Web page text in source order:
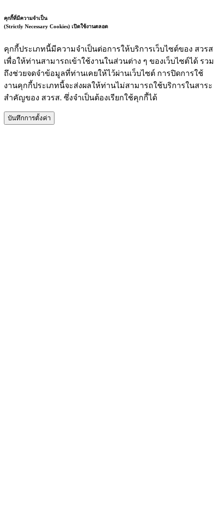
คุกกี้ที่มีความจำเป็น
(Strictly Necessary Cookies) เปิดใช้งานตลอด
คุกกี้ประเภทนี้มีความจำเป็นต่อการให้บริการเว็บไซต์ของ สวรส
เพื่อให้ท่านสามารถเข้าใช้งานในส่วนต่าง ๆ ของเว็บไซต์ได้ รวม
ถึงช่วยจดจำข้อมูลที่ท่านเคยให้ไว้ผ่านเว็บไซต์ การปิดการใช้
งานคุกกี้ประเภทนี้จะส่งผลให้ท่านไม่สามารถใช้บริการในสาระ
สำคัญของ สวรส. ซึ่งจำเป็นต้องเรียกใช้คุกกี้ได้
บันทึกการตั้งค่า